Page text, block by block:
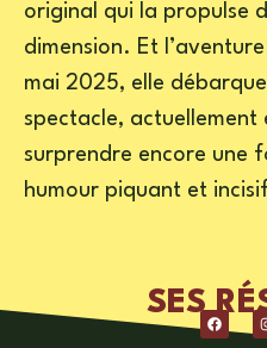
original qui la propulse
dimension. Et
mai 2025, elle
spectacle, actuellement
surprendre encore une
humour piquant et
SES